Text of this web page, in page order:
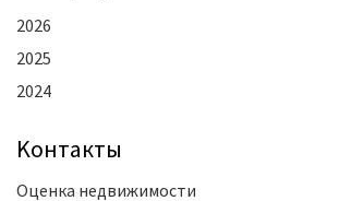
2026
2025
2024
Kонтакты
Оценка недвижимости